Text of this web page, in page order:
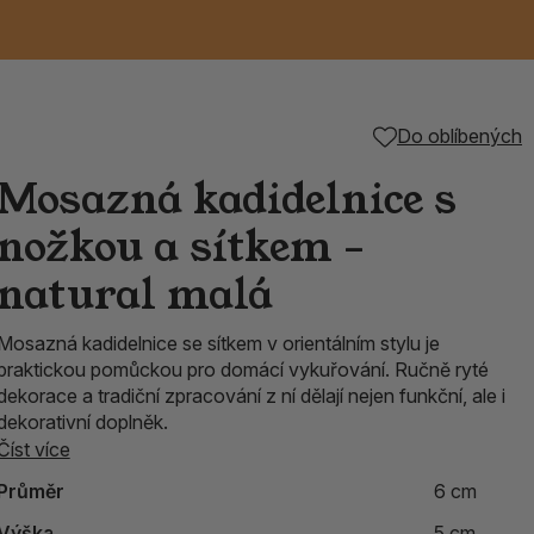
Orientální kovové
lucerny
Do oblíbených
kadidelnice s
a sítkem –
malá
kadidelnice se sítkem v orientálním stylu je
pomůckou pro domácí vykuřování. Ručně ryté
a tradiční zpracování z ní dělají nejen funkční, ale i
doplněk.
více
6 cm